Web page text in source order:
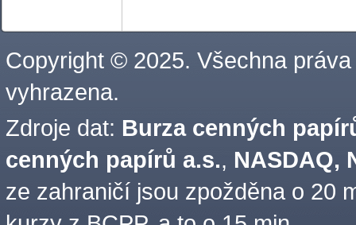
Copyright © 2025. Všechna práva
vyhrazena.
Zdroje dat: Burza cenných
cenných papírů a.s., NASDAQ,
ze zahraničí jsou zpožděna o 20